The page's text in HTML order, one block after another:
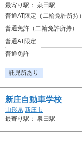
最寄り駅： 泉田駅
普通AT限定（二輪免許所持）
普通免許（二輪免許所持）
普通AT限定
普通免許
託児所あり
新庄自動車学校
山形県 新庄市
最寄り駅： 泉田駅